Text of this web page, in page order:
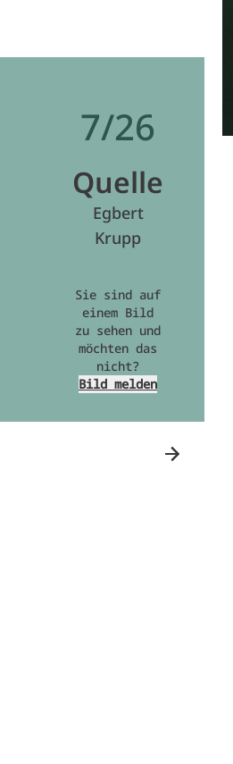
7/26
Quelle
Egbert
Krupp
Sie sind auf
einem Bild
zu sehen und
möchten das
nicht?
Bild melden